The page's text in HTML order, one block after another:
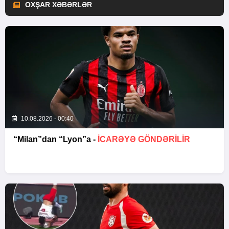
OXŞAR XƏBƏRLƏR
10.08.2026 - 00:40
“Milan”dan “Lyon”a - İCARƏYƏ GÖNDƏRİLİR